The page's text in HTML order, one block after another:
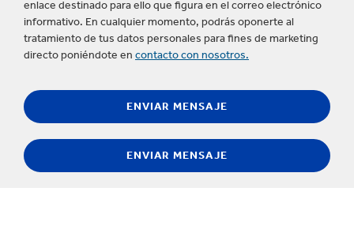
enlace destinado para ello que figura en el correo electrónico
informativo. En cualquier momento, podrás oponerte al
tratamiento de tus datos personales para fines de marketing
directo poniéndote en contacto con nosotros.